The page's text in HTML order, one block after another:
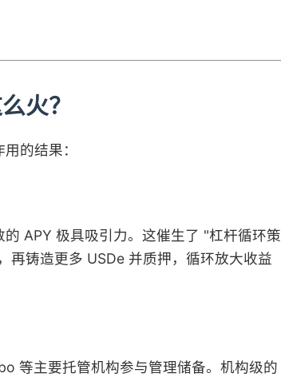
火？
的结果：
APY 极具吸引力。这催生了 "杠杆循环策
再铸造更多 USDe 并质押，循环放大收益
等主要托管机构参与管理储备。机构级的